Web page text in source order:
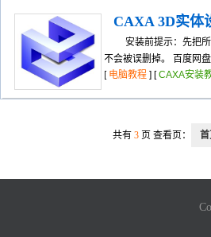
CAXA 3D实体
安装前提示：先把所
不会被误删掉。 百度网
[ 电脑教程 ] [CAXA安装
共有 3页 查看页： 首